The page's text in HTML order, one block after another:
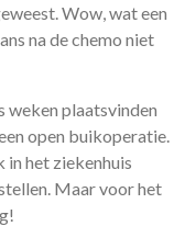
Wow, wat een
na de chemo niet
weken plaatsvinden
open buikoperatie.
in het ziekenhuis
Maar voor het